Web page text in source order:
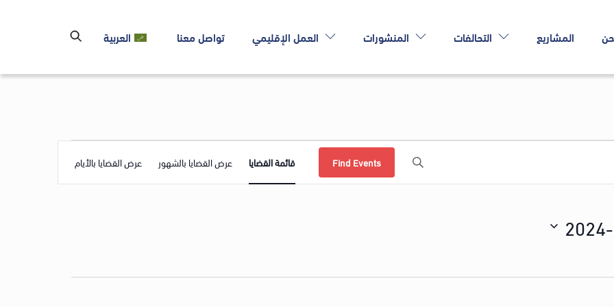
المشاريع التحالفات المنشورات العمل الإقليمي تواصل معنا العربية
Find Events
Event
Views
Navigation
قائمة القضايا عرض القضايا بالشهور عرض القضايا بالأيام